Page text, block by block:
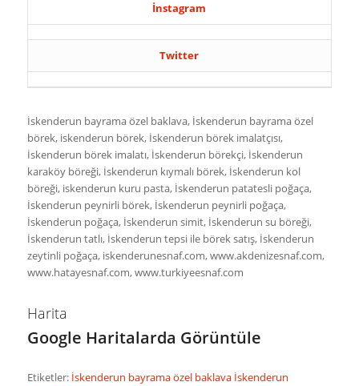
İnstagram
Twitter
İskenderun bayrama özel baklava, İskenderun bayrama özel
börek, iskenderun börek, İskenderun börek imalatçısı,
İskenderun börek imalatı, İskenderun börekçi, İskenderun
karaköy böreği, İskenderun kıymalı börek, İskenderun kol
böreği, iskenderun kuru pasta, İskenderun patatesli poğaça,
İskenderun peynirli börek, İskenderun peynirli poğaça,
İskenderun poğaça, İskenderun simit, İskenderun su böreği,
İskenderun tatlı, İskenderun tepsi ile börek satış, İskenderun
zeytinli poğaça, iskenderunesnaf.com, www.akdenizesnaf.com,
www.hatayesnaf.com, www.turkiyeesnaf.com
Harita
Google Haritalarda Görüntüle
Etiketler: İskenderun bayrama özel baklava İskenderun